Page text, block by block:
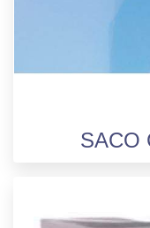
SACO